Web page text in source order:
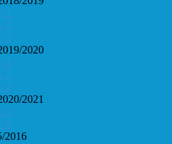
1
2
3
2020
1
2
3
2021
1
2
2016